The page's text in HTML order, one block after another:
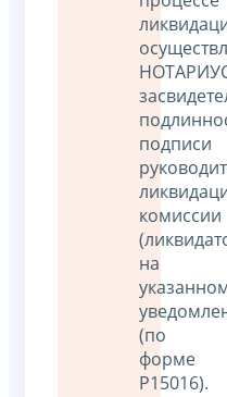
подписи
комиссии
на
(по
форме
Р15016).